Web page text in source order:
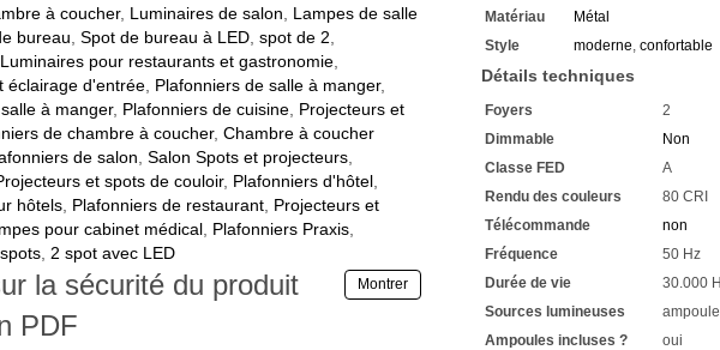
à coucher, Luminaires de salon
Lampes de salle
bureau Spot de bureau à LED spot de 2
Luminaires pour restaurants et gastronomie
éclairage d'entrée Plafonniers de salle à manger,
à manger, Plafonniers de cuisine Projecteurs et
de chambre à coucher, Chambre à coucher
de salon Salon Spots et projecteurs
et spots de couloir, Plafonniers d'hôtel
hôtels Plafonniers de restaurant Projecteurs et
pour cabinet médical Plafonniers Praxis
2 spot avec LED
la sécurité du produit Montrer
PDF
Matériau
Métal
Style
moderne, confortable
Détails techniques
Foyers
2
Dimmable
Non
Classe FED
A
Rendu des couleurs
80 CRI
Télécommande
non
Fréquence
50 Hz
Durée de vie
30.000
Sources lumineuses
Ampoules incluses ?
oui